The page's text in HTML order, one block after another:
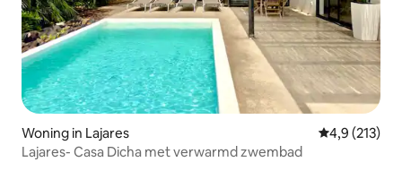
Woning in Lajares Gemiddelde
4,9 (213)
Lajares- Casa Dicha met verwarmd zwembad